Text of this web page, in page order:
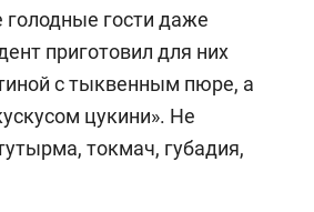
гости даже
приготовил для них
с тыквенным пюре, а
цукини». Не
токмач, губадия,